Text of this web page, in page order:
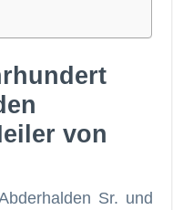
von
Sr. und